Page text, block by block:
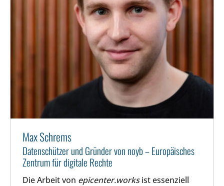
Max Schrems
Datenschützer und Gründer von noyb – Europäisches
Zentrum für digitale Rechte
Die Arbeit von epicenter.worksist essenziell